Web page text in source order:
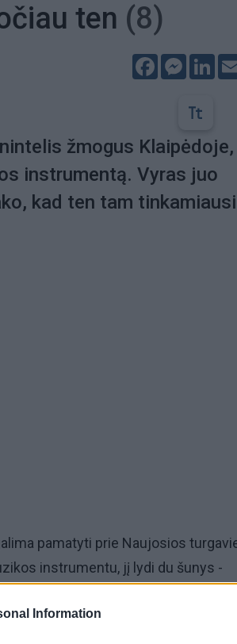
Information
ten (8)
Facebook
žmogus Klaipėdoje,
instrumentą. Vyras juo
kad ten tam
pamatyti prie Naujosios
instrumentu, jį lydi du šunys -